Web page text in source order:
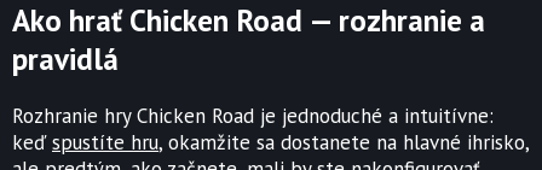
Ako hrať Chicken Road — rozhranie a
pravidlá
Rozhranie hry Chicken Road je jednoduché a intuitívne:
keďspustíte hru, okamžite sa dostanete na hlavné ihrisko,